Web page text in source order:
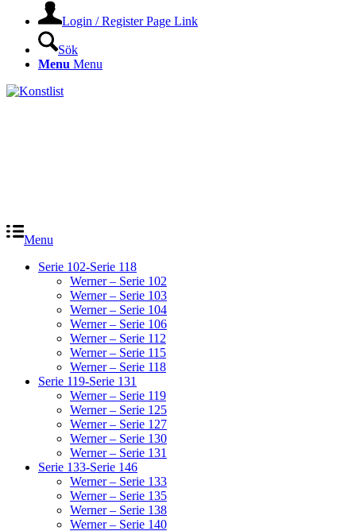
Login / Register Page Link
Sök
Menu Menu
Menu
Serie 102-Serie 118
Werner – Serie 102
Werner – Serie 103
Werner – Serie 104
Werner – Serie 106
Werner – Serie 112
Werner – Serie 115
Werner – Serie 118
Serie 119-Serie 131
Werner – Serie 119
Werner – Serie 125
Werner – Serie 127
Werner – Serie 130
Werner – Serie 131
Serie 133-Serie 146
Werner – Serie 133
Werner – Serie 135
Werner – Serie 138
Werner – Serie 140